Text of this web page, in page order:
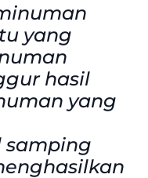
yang
hasil
yang
samping